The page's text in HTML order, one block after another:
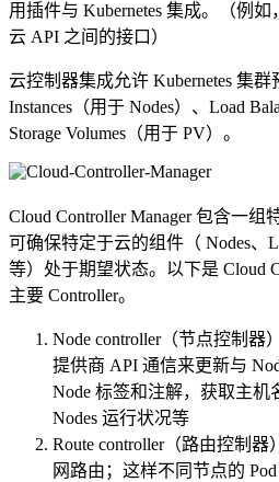
用插件与 Kubernetes 集成。（例如
云 API 之间的接口）
云控制器集成允许 Kubernetes 集
Instances（用于 Nodes）、Load
Storage Volumes（用于 PV）。
Cloud Controller Manager 包含一组
可确保特定于云的组件（ Nodes、
等）处于期望状态。以下是 Cloud
主要 Controller。
Node controller（节点控制器
提供商 API 通信来更新与
Node 标签和注解，获取主机
Nodes 运行状况等
Route controller（路由控制
网路由；这样不同节点的